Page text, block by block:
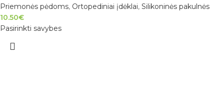
Priemonės pėdoms, Ortopediniai įdėklai, Silikoninės pakulnės
10.50€
Pasirinkti savybes